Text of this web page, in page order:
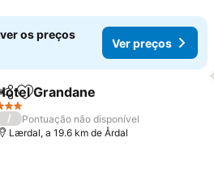
os preços
Ver preços
Adicionar aos favoritos
Grandane
Estrelas
/
Pontuação não disponível
Lærdal, a 19.6 km de Årdal